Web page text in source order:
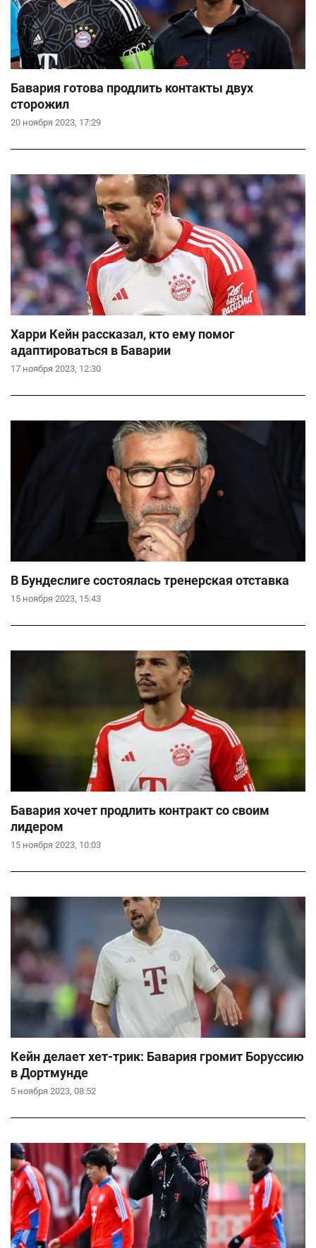
20 ноября 2023, 17:29
Бавария готова продлить контакты двух
сторожил
17 ноября 2023, 12:30
Харри Кейн рассказал, кто ему помог
адаптироваться в Баварии
15 ноября 2023, 15:43
В Бундеслиге состоялась тренерская отставка
15 ноября 2023, 10:03
Бавария хочет продлить контракт со своим
лидером
5 ноября 2023, 08:52
Кейн делает хет-трик: Бавария громит Боруссию
в Дортмунде